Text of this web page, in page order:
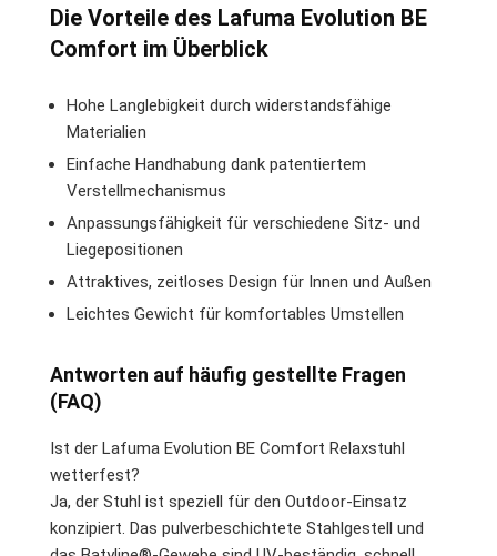
Die Vorteile des Lafuma Evolution BE
Comfort im Überblick
Hohe Langlebigkeit durch widerstandsfähige
Materialien
Einfache Handhabung dank patentiertem
Verstellmechanismus
Anpassungsfähigkeit für verschiedene Sitz- und
Liegepositionen
Attraktives, zeitloses Design für Innen und Außen
Leichtes Gewicht für komfortables Umstellen
Antworten auf häufig gestellte Fragen
(FAQ)
Ist der Lafuma Evolution BE Comfort Relaxstuhl
wetterfest?
Ja, der Stuhl ist speziell für den Outdoor-Einsatz
konzipiert. Das pulverbeschichtete Stahlgestell und